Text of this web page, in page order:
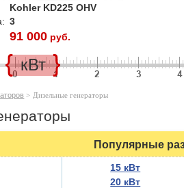
Kohler KD225 OHV
3
91 000 руб.
кВт
> Дизельные генераторы
Популярные
15 кВт
20 кВт